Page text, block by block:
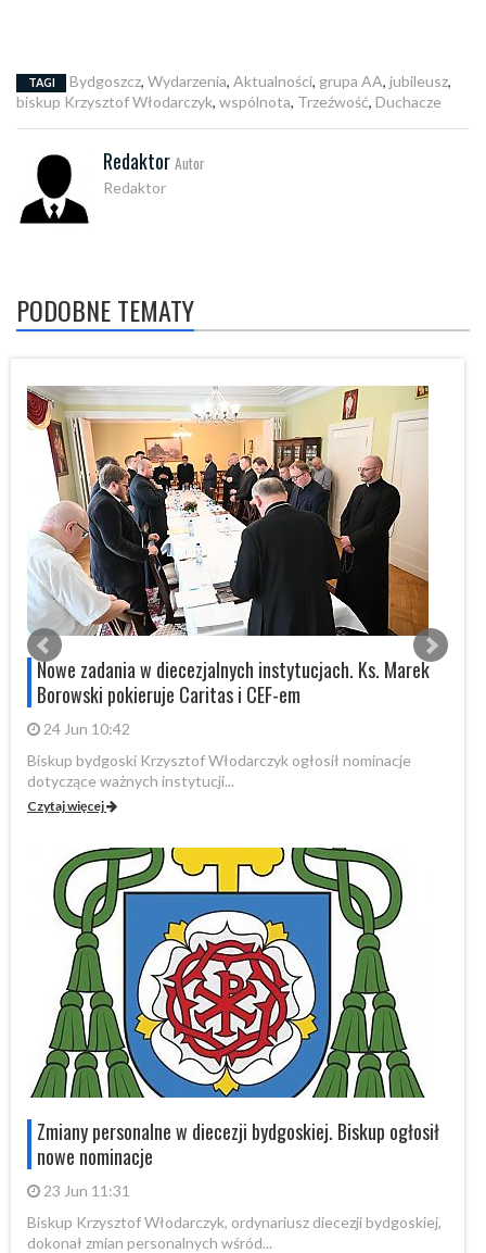
TAGI Bydgoszcz, Wydarzenia, Aktualności, grupa AA, jubileusz,
biskup Krzysztof Włodarczyk, wspólnota, Trzeźwość, Duchacze
Redaktor Autor
Redaktor
PODOBNE TEMATY
Nowe zadania w diecezjalnych instytucjach. Ks. Marek
Borowski pokieruje Caritas i CEF-em
24 Jun 10:42
Biskup bydgoski Krzysztof Włodarczyk ogłosił nominacje
dotyczące ważnych instytucji...
Czytaj więcej
Zmiany personalne w diecezji bydgoskiej. Biskup ogłosił
nowe nominacje
23 Jun 11:31
Biskup Krzysztof Włodarczyk, ordynariusz diecezji bydgoskiej,
dokonał zmian personalnych wśród...